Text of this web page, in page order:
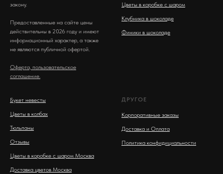
закону.
Предоставленные на сайте цены
действительны в 2026 году и имеют
информационный характер, а также
не являются публичной офертой.
Оферта, пользовательское
соглашение.
Цветы в коробке с шаром
Клубника в шоколаде
Финики в шоколаде
Букет невесты
Цветы в колбах
Тюльпаны
Отзывы
Цветы в коробке с шаром Москва
Доставка цветов Москва
ДРУГОЕ
Корпоративные заказы
Доставка и Оплата
Политика конфидициальности